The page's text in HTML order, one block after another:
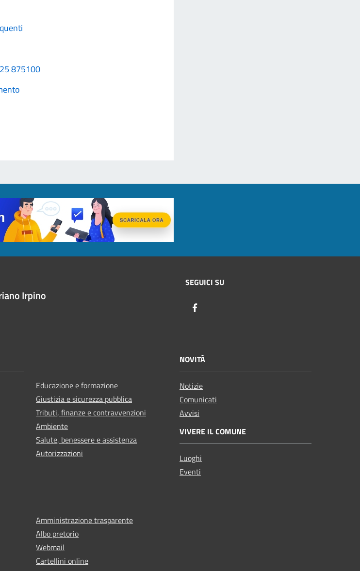
875100
Irpino
SEGUICI SU
Educazione e formazione
Giustizia e sicurezza pubblica
Tributi, finanze e contravvenzioni
Ambiente
Salute, benessere e assistenza
Autorizzazioni
NOVITÀ
Notizie
Comunicati
Avvisi
VIVERE IL COMUNE
Luoghi
Eventi
Amministrazione trasparente
Albo pretorio
Webmail
Cartellini online